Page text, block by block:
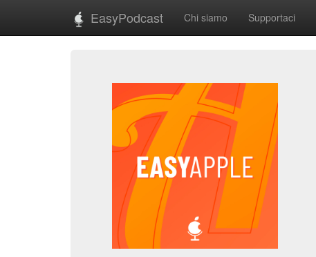
EasyPodcast Chi siamo Supportaci